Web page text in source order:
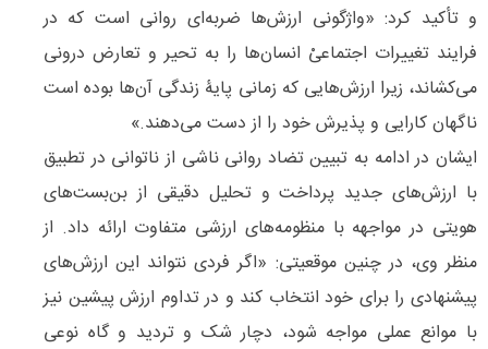
و تأکید کرد: «واژگونی ارزش‌ها ضربه‌ای روانی است که در
فرایند تغییرات اجتماعیْ انسان‌ها را به تحیر و تعارض درونی
می‌کشاند، زیرا ارزش‌هایی که زمانی پایۀ زندگی آن‌ها بوده است
ناگهان کارایی و پذیرش خود را از دست می‌دهند.»
ایشان در ادامه به تبیین تضاد روانی ناشی از ناتوانی در تطبیق
با ارزش‌های جدید پرداخت و تحلیل دقیقی از بن‌بست‌های
هویتی در مواجهه با منظومه‌های ارزشی متفاوت ارائه داد. از
منظر وی، در چنین موقعیتی: «اگر فردی نتواند این ارزش‌های
پیشنهادی را برای خود انتخاب کند و در تداوم ارزش پیشین نیز
با موانع عملی مواجه شود، دچار شک و تردید و گاه نوعی